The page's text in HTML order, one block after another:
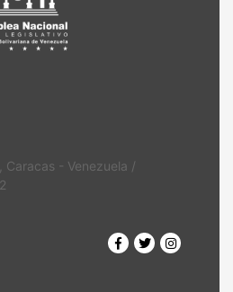
Caracas - Venezuela /